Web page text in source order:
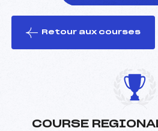
le ski
Retour aux courses
COURSE